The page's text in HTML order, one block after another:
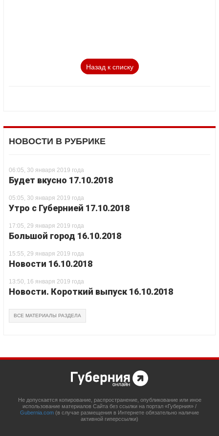
Назад к списку
НОВОСТИ В РУБРИКЕ
06:05, 30 января 2019 года
Будет вкусно 17.10.2018
05:05, 30 января 2019 года
Утро с Губернией 17.10.2018
17:05, 29 января 2019 года
Большой город 16.10.2018
15:55, 29 января 2019 года
Новости 16.10.2018
13:50, 16 января 2019 года
Новости. Короткий выпуск 16.10.2018
ВСЕ МАТЕРИАЛЫ РАЗДЕЛА
Не допускается копирование, распространение, опубликование или иное
использование материалов Сайта без ссылки на портал «Губерния» /
Gubernia.com (в случае размещения в Интернете обязательно наличие
активной гиперссылки)